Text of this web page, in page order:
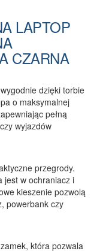
LAPTOP
CZARNA
dzięki torbie
o maksymalnej
pełną
wyjazdów
przegrody.
jest w ochraniacz i
kieszenie pozwolą
powerbank czy
która pozwala